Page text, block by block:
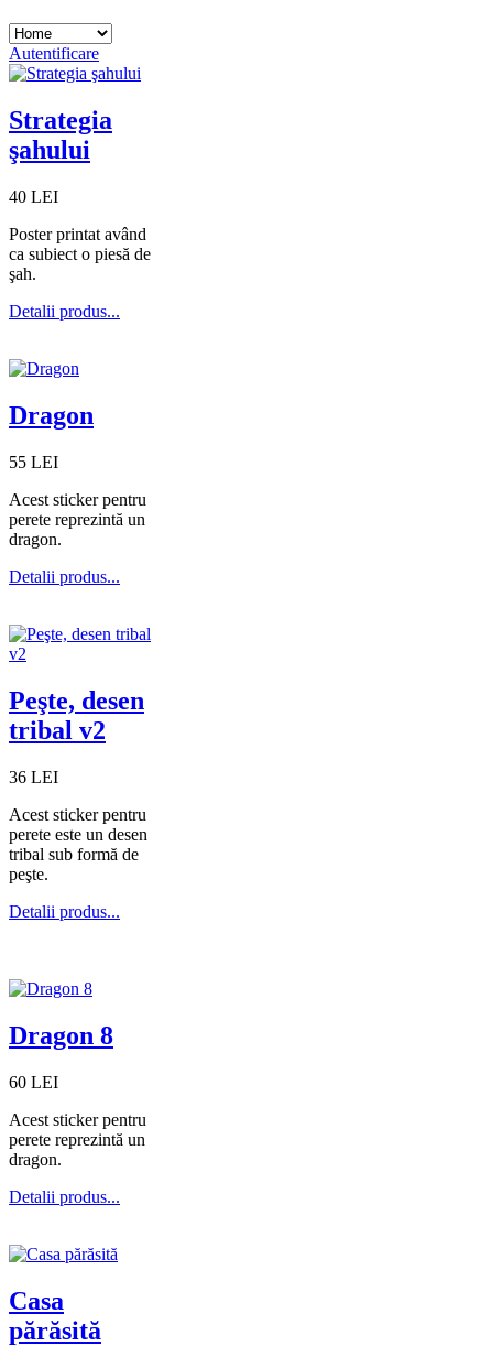
Autentificare
Strategia
şahului
40 LEI
Poster printat având
ca subiect o piesă de
şah.
Detalii produs...
Dragon
55 LEI
Acest sticker pentru
perete reprezintă un
dragon.
Detalii produs...
Peşte, desen
tribal v2
36 LEI
Acest sticker pentru
perete este un desen
tribal sub formă de
peşte.
Detalii produs...
Dragon 8
60 LEI
Acest sticker pentru
perete reprezintă un
dragon.
Detalii produs...
Casa
părăsită